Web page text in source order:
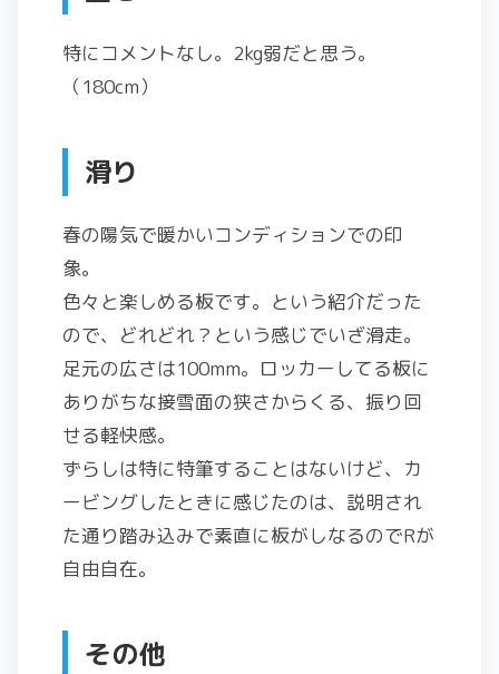
特にコメントなし。2kg弱だと思う。
（180cm）
滑り
春の陽気で暖かいコンディションでの印
象。
色々と楽しめる板です。という紹介だった
ので、どれどれ？という感じでいざ滑走。
足元の広さは100mm。ロッカーしてる板に
ありがちな接雪面の狭さからくる、振り回
せる軽快感。
ずらしは特に特筆することはないけど、カ
ービングしたときに感じたのは、説明され
た通り踏み込みで素直に板がしなるのでRが
自由自在。
その他